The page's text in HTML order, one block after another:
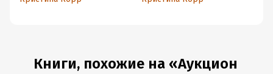
Книги, похожие на «Аукцион